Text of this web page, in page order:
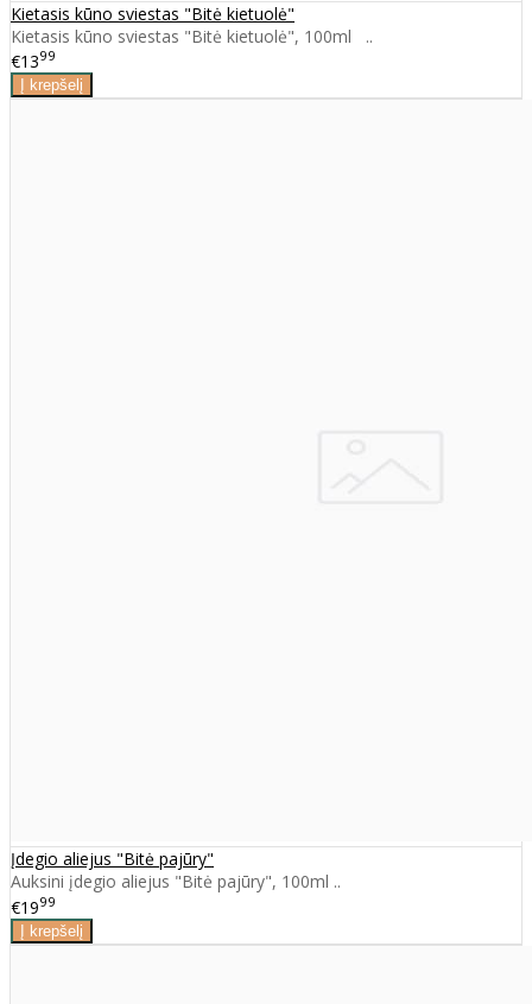
Kietasis kūno sviestas "Bitė kietuolė"
Kietasis kūno sviestas "Bitė kietuolė", 100ml ..
€1399
Įdegio aliejus "Bitė pajūry"
Auksini įdegio aliejus "Bitė pajūry", 100ml ..
€1999